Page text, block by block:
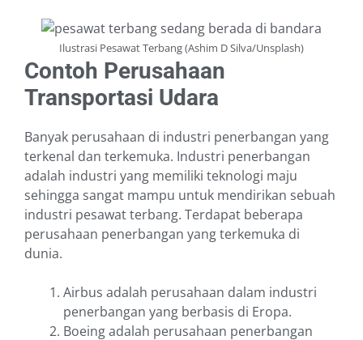
Ilustrasi Pesawat Terbang (Ashim D Silva/Unsplash)
Contoh Perusahaan
Transportasi Udara
Banyak perusahaan di industri penerbangan yang
terkenal dan terkemuka. Industri penerbangan
adalah industri yang memiliki teknologi maju
sehingga sangat mampu untuk mendirikan sebuah
industri pesawat terbang. Terdapat beberapa
perusahaan penerbangan yang terkemuka di
dunia.
Airbus adalah perusahaan dalam industri
penerbangan yang berbasis di Eropa.
Boeing adalah perusahaan penerbangan